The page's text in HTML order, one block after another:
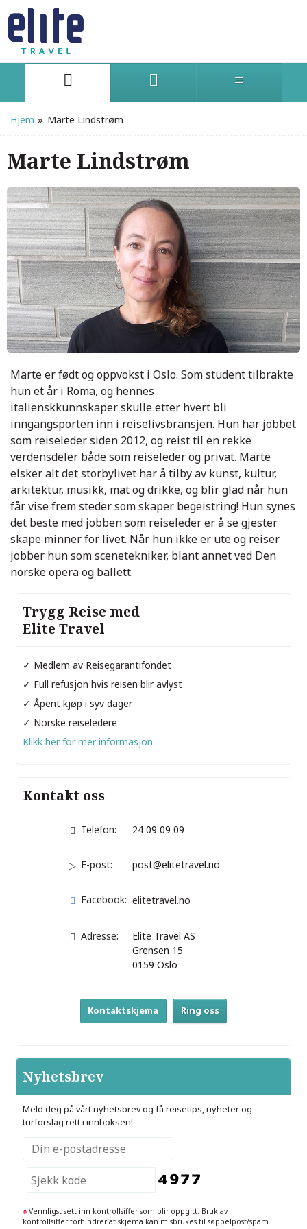
Hjem » Marte Lindstrøm
Marte Lindstrøm
Marte er født og oppvokst i Oslo. Som student tilbrakte
hun et år i Roma, og hennes
italienskkunnskaper skulle etter hvert bli
inngangsporten inn i reiselivsbransjen. Hun har jobbet
som reiseleder siden 2012, og reist til en rekke
verdensdeler både som reiseleder og privat. Marte
elsker alt det storbylivet har å tilby av kunst, kultur,
arkitektur, musikk, mat og drikke, og blir glad når hun
får vise frem steder som skaper begeistring! Hun synes
det beste med jobben som reiseleder er å se gjester
skape minner for livet. Når hun ikke er ute og reiser
jobber hun som scenetekniker, blant annet ved Den
norske opera og ballett.
Trygg Reise med
Elite Travel
✓ Medlem av Reisegarantifondet
✓ Full refusjon hvis reisen blir avlyst
✓ Åpent kjøp i syv dager
✓ Norske reiseledere
Klikk her for mer informasjon
Kontakt oss
Telefon: 24 09 09 09
E-post: post@elitetravel.no
Facebook: elitetravel.no
Adresse:
Elite Travel AS
Grensen 15
0159 Oslo
Kontaktskjema Ring oss
Nyhetsbrev
Meld deg på vårt nyhetsbrev og få reisetips, nyheter og
turforslag rett i innboksen!
Vennligst sett inn kontrollsiffer som blir oppgitt. Bruk av
kontrollsiffer forhindrer at skjema kan misbrukes til søppelpost/spam